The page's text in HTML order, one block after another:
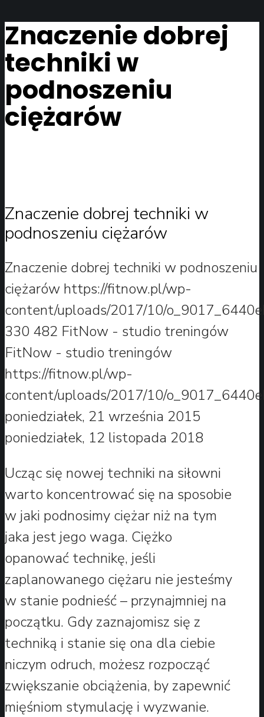
Znaczenie dobrej
techniki w
podnoszeniu
ciężarów
Znaczenie dobrej techniki w
podnoszeniu ciężarów
Znaczenie dobrej techniki w podnoszeniu
ciężarów https://fitnow.pl/wp-
content/uploads/2017/10/
330 482 FitNow - studio treningów
FitNow - studio treningów
https://fitnow.pl/wp-
content/uploads/2017/10/
poniedziałek, 21 września 2015
poniedziałek, 12 listopada 2018
Ucząc się nowej techniki na siłowni
warto koncentrować się na sposobie
w jaki podnosimy ciężar niż na tym
jaka jest jego waga. Ciężko
opanować technikę, jeśli
zaplanowanego ciężaru nie jesteśmy
w stanie podnieść – przynajmniej na
początku. Gdy zaznajomisz się z
techniką i stanie się ona dla ciebie
niczym odruch, możesz rozpocząć
zwiększanie obciążenia, by zapewnić
mięśniom stymulację i wyzwanie.